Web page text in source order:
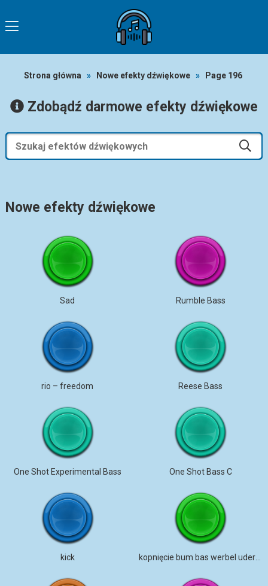
Strona główna » Nowe efekty dźwiękowe » Page 196
Zdobądź darmowe efekty dźwiękowe
Nowe efekty dźwiękowe
Sad Rumble Bass
rio – freedom Reese Bass
One Shot Experimental Bass One Shot Bass C
kick kopnięcie bum bas werbel uderzenie hi-haty roll